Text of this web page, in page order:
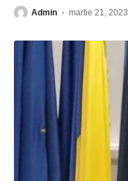
Admin martie 21, 2023